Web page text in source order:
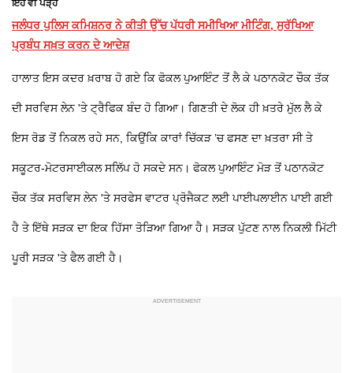
ਇਹ ਵੀ ਪੜ੍ਹੋ
ਜਲੰਧਰ ਪੁਲਿਸ ਕਮਿਸ਼ਨਰ ਨੇ ਕੀਤੀ ਉੱਚ ਪੱਧਰੀ ਸਮੀਖਿਆ ਮੀਟਿੰਗ, ਸੁਰੱਖਿਆ
ਪ੍ਰਬੰਧ ਸਖ਼ਤ ਕਰਨ ਦੇ ਆਦੇਸ਼
ਹਾਲਾਤ ਇਸ ਕਦਰ ਖ਼ਰਾਬ ਹੋ ਗਏ ਕਿ ਫੋਕਲ ਪੁਆਇੰਟ ਤੋਂ ਲੈ ਕੇ ਪਠਾਨਕੋਟ ਚੌਕ ਤੱਕ
ਦੀ ਸਰਵਿਸ ਲੇਨ 'ਤੇ ਟ੍ਰੈਫਿਕ ਬੰਦ ਹੋ ਗਿਆ। ਗਿਣਤੀ ਦੇ ਲੋਕ ਹੀ ਖ਼ਤਰੇ ਮੁੱਲ ਲੈ ਕੇ
ਇਸ ਰੋਡ ਤੋਂ ਨਿਕਲ ਰਹੇ ਸਨ, ਕਿਉਂਕਿ ਕਾਰਾਂ ਚਿੱਕੜ ’ਚ ਫਸਣ ਦਾ ਖ਼ਤਰਾ ਸੀ ਤੇ
ਸਕੂਟਰ-ਮੋਟਰਸਾਈਕਲ ਸਲਿੱਪ ਹੋ ਸਕਦੇ ਸਨ। ਫੋਕਲ ਪੁਆਇੰਟ ਮੋੜ ਤੋਂ ਪਠਾਨਕੋਟ
ਚੌਕ ਤੱਕ ਸਰਵਿਸ ਲੇਨ 'ਤੇ ਸਰਫੇਸ ਵਾਟਰ ਪ੍ਰੋਜੈਕਟ ਲਈ ਪਾਈਪਲਾਈਨ ਪਾਈ ਗਈ
ਹੈ ਤੇ ਇੱਥੇ ਸੜਕ ਦਾ ਇਕ ਹਿੱਸਾ ਤੋੜਿਆ ਗਿਆ ਹੈ। ਸੜਕ ਪੁੱਟਣ ਨਾਲ ਨਿਕਲੀ ਮਿੱਟੀ
ਪੂਰੀ ਸੜਕ 'ਤੇ ਫੈਲ ਗਈ ਹੈ।